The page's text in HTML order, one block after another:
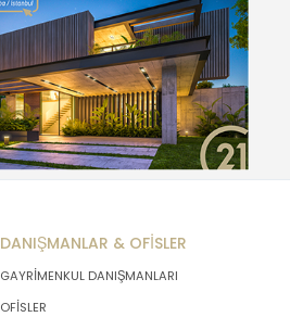
DANIŞMANLAR & OFİSLER
GAYRİMENKUL DANIŞMANLARI
OFİSLER